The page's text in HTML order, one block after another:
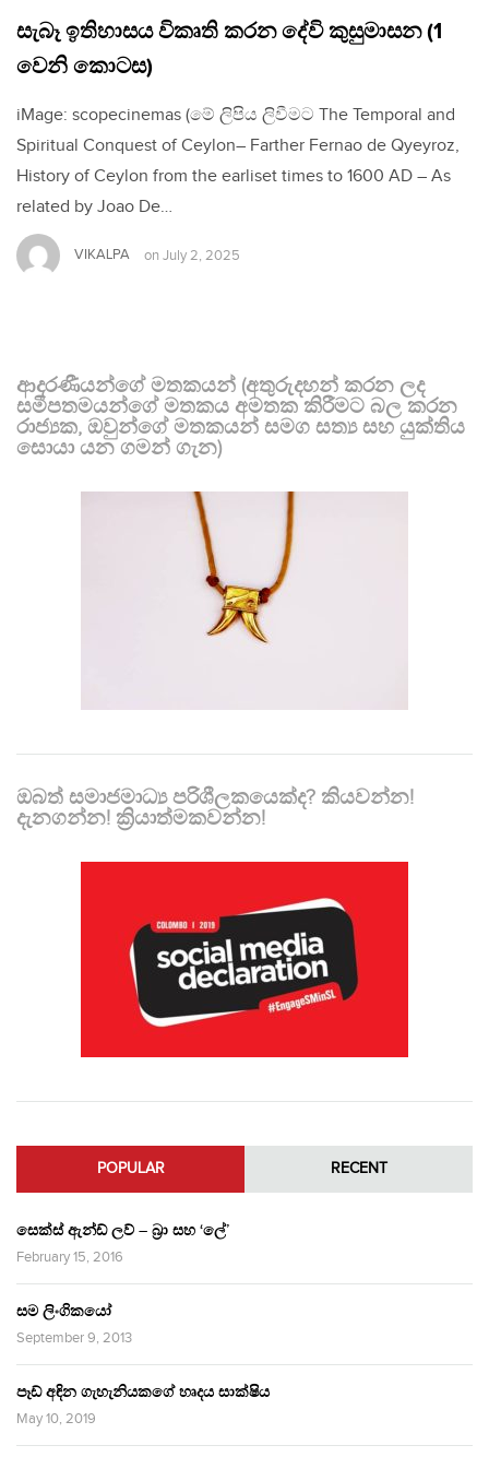
සැබෑ ඉතිහාසය විකෘති කරන දේවි කුසුමාසන (1
වෙනි කොටස)
iMage: scopecinemas (මේ ලිපිය ලිවීමට The Temporal and
Spiritual Conquest of Ceylon– Farther Fernao de Qyeyroz,
History of Ceylon from the earliset times to 1600 AD – As
related by Joao De…
VIKALPA on July 2, 2025
ආදරණීයන්ගේ මතකයන් (අතුරුදහන් කරන ලද
සමීපතමයන්ගේ මතකය අමතක කිරීමට බල කරන
රාජ්‍යක, ඔවුන්ගේ මතකයන් සමග සත්‍ය සහ යුක්තිය
සොයා යන ගමන් ගැන)
ඔබත් සමාජමාධ්‍ය පරිශීලකයෙක්ද? කියවන්න!
දැනගන්න! ක්‍රියාත්මකවන්න!
POPULAR RECENT
සෙක්ස් ඇන්ඩ් ලව් – බ්‍රා සහ ‘ලේ’
February 15, 2016
සම ලිංගිකයෝ
September 9, 2013
පෑඩ් අඳින ගැහැනියකගේ හෘදය සාක්ෂිය
May 10, 2019